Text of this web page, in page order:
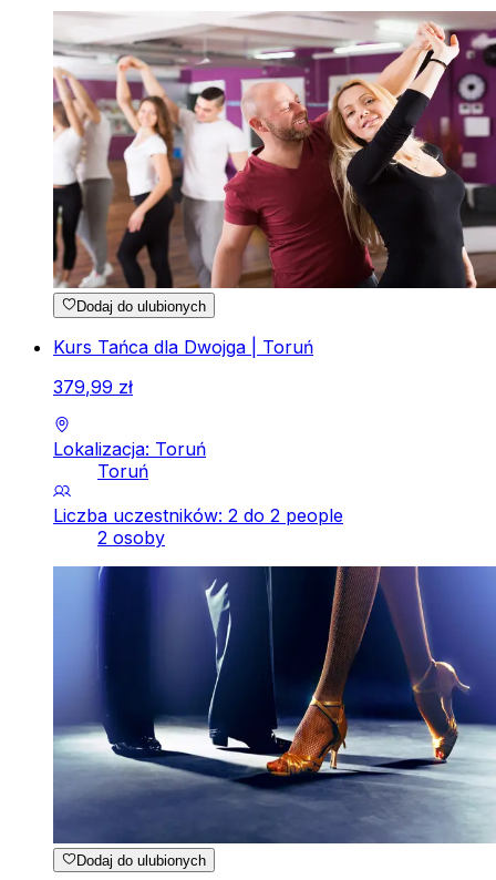
Dodaj do ulubionych
Kurs Tańca dla Dwojga | Toruń
379,99 zł
Lokalizacja: Toruń
Toruń
Liczba uczestników: 2 do 2 people
2 osoby
Dodaj do ulubionych